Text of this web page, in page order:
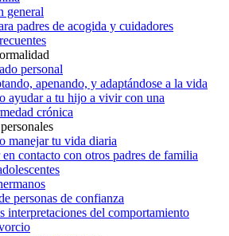
general
padres de acogida y cuidadores
personal
apenando, y adaptándose a la vida
ayudar a tu hijo a vivir con una
crónica
manejar tu vida diaria
en contacto con otros padres de familia
personas de confianza
interpretaciones del comportamiento